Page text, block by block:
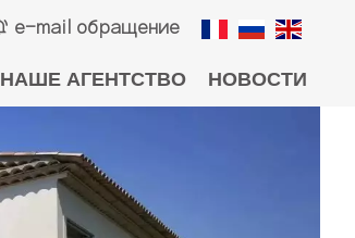
e-mail обращение
НАШЕ АГЕНТСТВО НОВОСТИ